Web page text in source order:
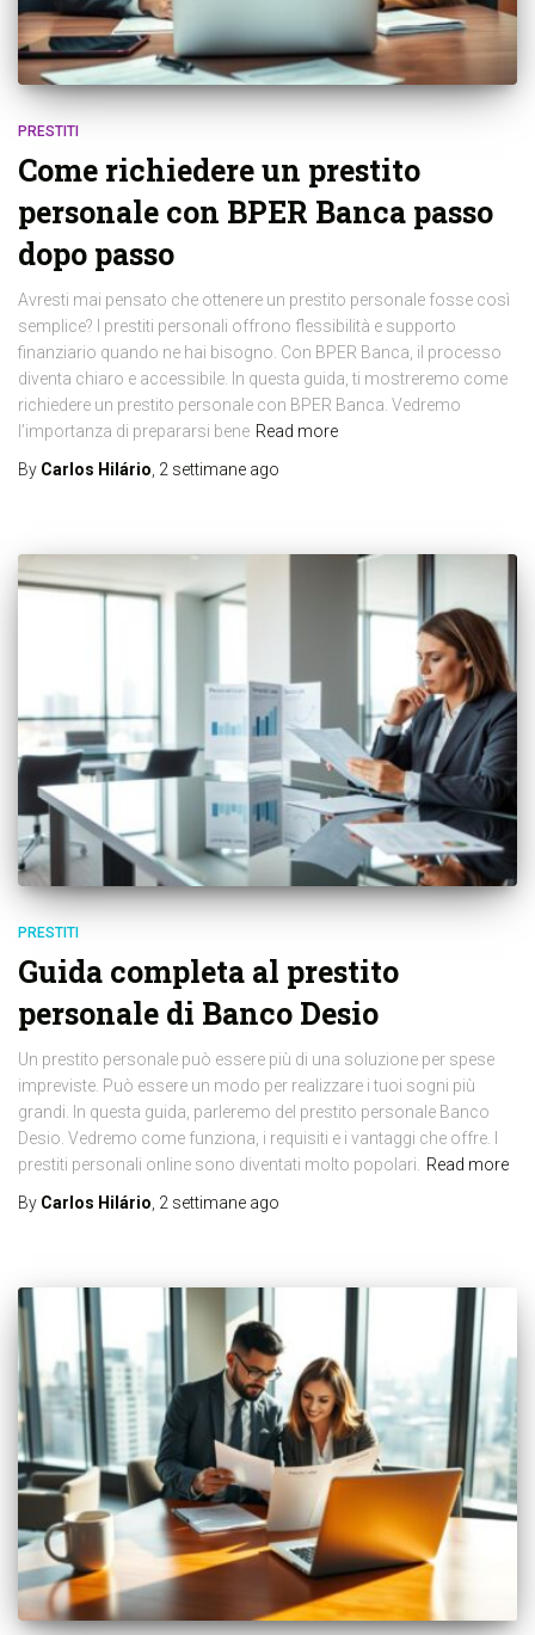
PRESTITI
Come richiedere un prestito
personale con BPER Banca passo
dopo passo
Avresti mai pensato che ottenere un prestito personale fosse così
semplice? I prestiti personali offrono flessibilità e supporto
finanziario quando ne hai bisogno. Con BPER Banca, il processo
diventa chiaro e accessibile. In questa guida, ti mostreremo come
richiedere un prestito personale con BPER Banca. Vedremo
l’importanza di prepararsi bene Read more
By Carlos Hilário 2 settimane ago
PRESTITI
Guida completa al prestito
personale di Banco Desio
Un prestito personale può essere più di una soluzione per spese
impreviste. Può essere un modo per realizzare i tuoi sogni più
grandi. In questa guida, parleremo del prestito personale Banco
Desio. Vedremo come funziona, i requisiti e i vantaggi che offre. I
prestiti personali online sono diventati molto popolari. Read more
By Carlos Hilário, 2 settimane ago